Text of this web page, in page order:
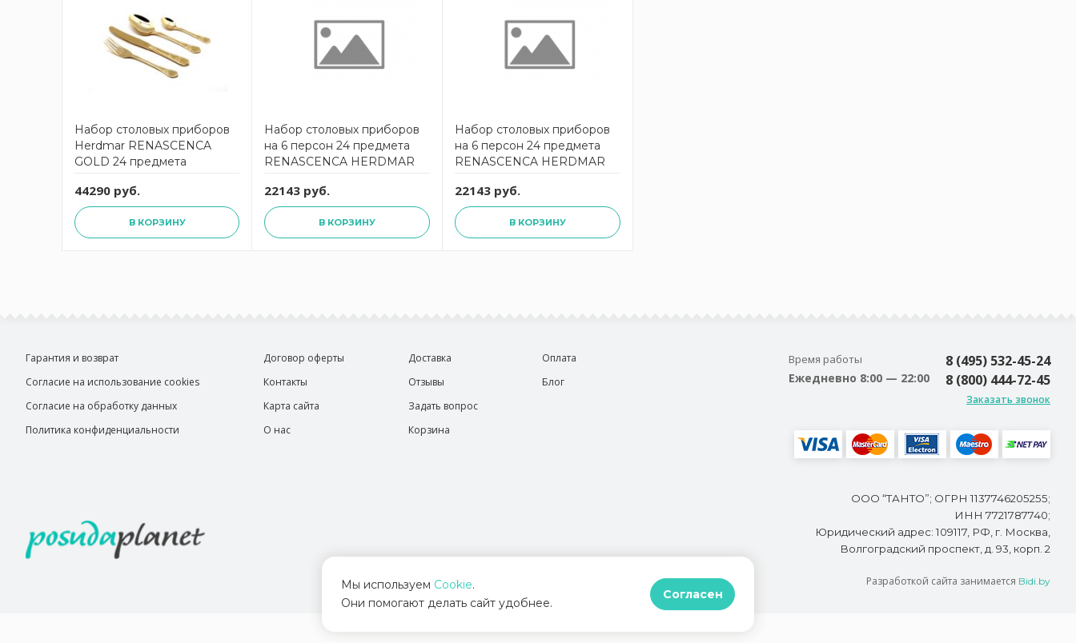
Набор столовых приборов
Herdmar RENASCENCA
GOLD 24 предмета
44290 руб.
В КОРЗИНУ
Набор столовых приборов
на 6 персон 24 предмета
RENASCENCA HERDMAR
22143 руб.
В КОРЗИНУ
Набор столовых приборов
на 6 персон 24 предмета
RENASCENCA HERDMAR
22143 руб.
В КОРЗИНУ
Гарантия и возврат
Согласие на использование cookies
Согласие на обработку данных
Политика конфиденциальности
Договор оферты
Контакты
Карта сайта
О нас
Доставка
Отзывы
Задать вопрос
Корзина
Оплата
Блог
Время работы
Ежедневно 8:00 — 22:00
8 (495) 532-45-24
8 (800) 444-72-45
Заказать звонок
ООО “ТАНТО”; ОГРН 1137746205255;
ИНН 7721787740;
Юридический адрес: 109117, РФ, г. Москва,
Волгоградский проспект, д. 93, корп. 2
Разработкой сайта занимается Bidi.by
Мы используем Cookie.
Они помогают делать сайт удобнее.
Согласен